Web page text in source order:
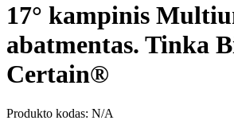
17° kampinis
abatmentas. Tinka
Certain®
Produkto kodas: N/A